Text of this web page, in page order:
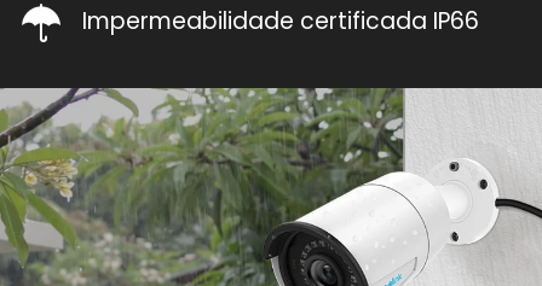
Impermeabilidade certificada IP66